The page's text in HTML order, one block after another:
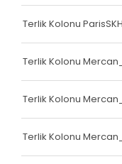
Terlik Kolonu
Terlik Kolonu
Terlik Kolonu
Terlik Kolonu